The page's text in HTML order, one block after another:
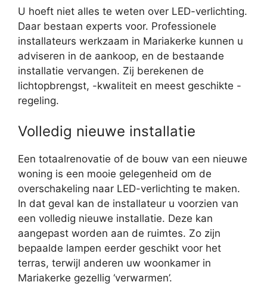
U hoeft niet alles te weten over LED-verlichting.
Daar bestaan experts voor. Professionele
installateurs werkzaam in Mariakerke kunnen u
adviseren in de aankoop, en de bestaande
installatie vervangen. Zij berekenen de
lichtopbrengst, -kwaliteit en meest geschikte -
regeling.
Volledig nieuwe installatie
Een totaalrenovatie of de bouw van een nieuwe
woning is een mooie gelegenheid om de
overschakeling naar LED-verlichting te maken.
In dat geval kan de installateur u voorzien van
een volledig nieuwe installatie. Deze kan
aangepast worden aan de ruimtes. Zo zijn
bepaalde lampen eerder geschikt voor het
terras, terwijl anderen uw woonkamer in
Mariakerke gezellig ‘verwarmen’.